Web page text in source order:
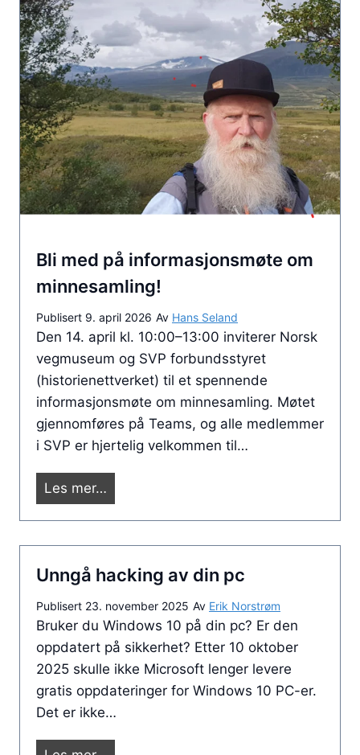
g
t
f
a
S
t
a
e
n
v
e
g
v
e
s
e
n
r
r
d
e
l
t
t
i
Bli med på informasjonsmøte om
minnesamling!
Publisert 9. april 2026 Av Hans Seland
Den 14. april kl. 10:00–13:00 inviterer Norsk
vegmuseum og SVP forbundsstyret
(historienettverket) til et spennende
informasjonsmøte om minnesamling. Møtet
gjennomføres på Teams, og alle medlemmer
i SVP er hjertelig velkommen til…
Les mer…
l
e
p
i
n
Unngå hacking av din pc
Publisert 23. november 2025 Av Erik Norstrøm
Bruker du Windows 10 på din pc? Er den
oppdatert på sikkerhet? Etter 10 oktober
2025 skulle ikke Microsoft lenger levere
gratis oppdateringer for Windows 10 PC-er.
Det er ikke…